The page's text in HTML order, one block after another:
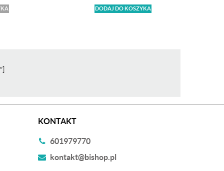
DODAJ DO KOSZYKA
KONTAKT
601979770
kontakt@bishop.pl